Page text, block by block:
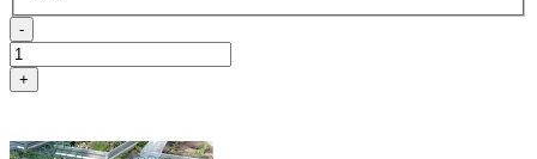
-
+